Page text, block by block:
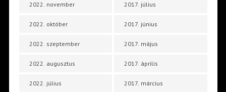
2022. november
2022. október
2022. szeptember
2022. augusztus
2022. július
2017. július
2017. június
2017. május
2017. április
2017. március